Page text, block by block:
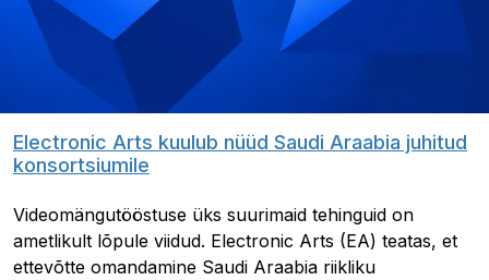
Electronic Arts kuulub nüüd Saudi Araabia juhitud
konsortsiumile
Videomängutööstuse üks suurimaid tehinguid on
ametlikult lõpule viidud. Electronic Arts (EA) teatas, et
ettevõtte omandamine Saudi Araabia riikliku